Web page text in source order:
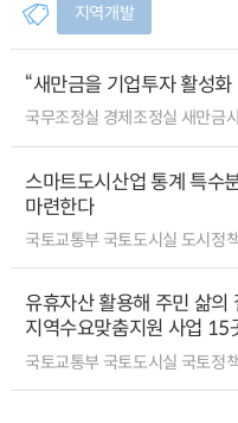
지역개발
“새만금을 기업투자 활성
국무조정실 경제조정실 새만금
스마트도시산업 통계 특수
마련한다
국토교통부 국토도시실 도시정
유휴자산 활용해 주민 삶의
지역수요맞춤지원 사업 15
국토교통부 국토도시실 국토정